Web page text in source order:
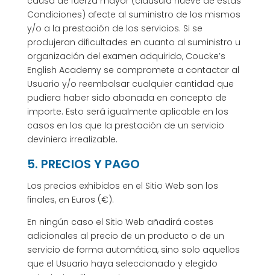
Condiciones) afecte al suministro de los mismos
y/o a la prestación de los servicios. Si se
produjeran dificultades en cuanto al suministro u
organización del examen adquirido, Coucke’s
English Academy se compromete a contactar al
Usuario y/o reembolsar cualquier cantidad que
pudiera haber sido abonada en concepto de
importe. Esto será igualmente aplicable en los
casos en los que la prestación de un servicio
deviniera irrealizable.
5. PRECIOS Y PAGO
Los precios exhibidos en el Sitio Web son los
finales, en Euros (€).
En ningún caso el Sitio Web añadirá costes
adicionales al precio de un producto o de un
servicio de forma automática, sino solo aquellos
que el Usuario haya seleccionado y elegido